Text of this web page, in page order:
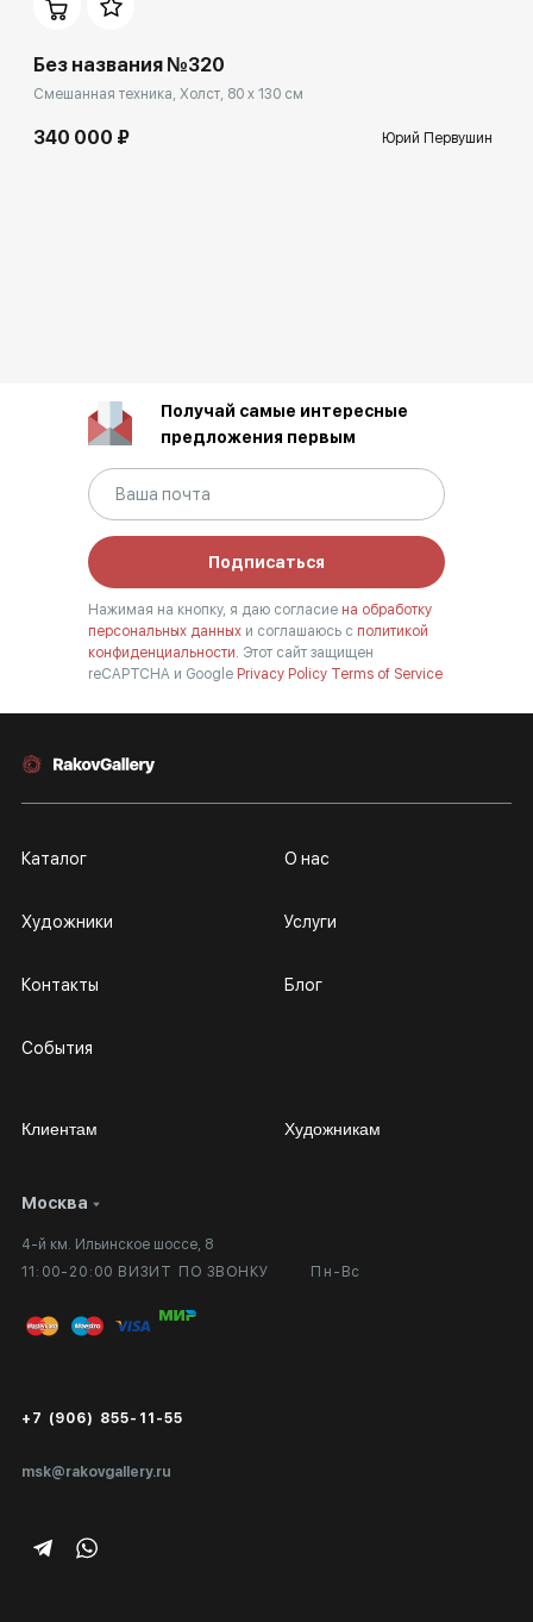
Без названия №320
Смешанная техника, Холст, 80 x 130 см
340 000 ₽ Юрий Первушин
Получай самые интересные
предложения первым
Подписаться
Нажимая на кнопку, я даю согласие на обработку
персональных данных и соглашаюсь с политикой
конфиденциальности. Этот сайт защищен
reCAPTCHA и Google Privacy Policy Terms of Service
Москва
4-й км. Ильинское шоссе, 8
11:00-20:00 ВИЗИТ ПО ЗВОНКУ
Пн-Вс
msk@rakovgallery.ru
+7 (906) 855-11-55
Каталог
Художники
Контакты
События
О нас
Услуги
Блог
Клиентам
Личный кабинет
Вопросы и ответы
Публичная оферта
Экспертиза/Вывоз за границу
Подарочные сертификаты
Художникам
Сотрудничество
Выставка в галерее